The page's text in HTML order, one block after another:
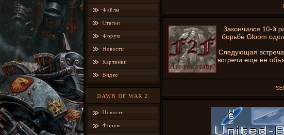
Файлы
Статьи
Форум
Новости
Картинки
Видео
DAWN OF WAR 2
Новости
Форум
Закончился 10-й
борьбе Gloom
Следующая
встречи еще не